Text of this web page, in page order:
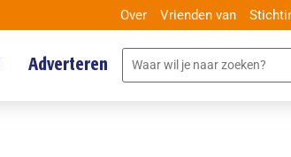
Over Vrienden van
Adverteren